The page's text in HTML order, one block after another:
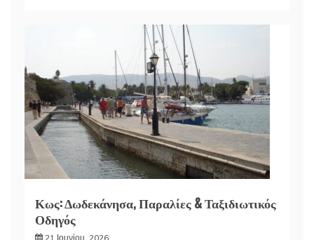
Κως: Δωδεκάνησα, Παραλίες & Ταξιδιωτικός
Οδηγός
21 Ιουνίου, 2026